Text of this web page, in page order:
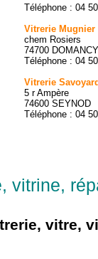
Téléphone : 04
Vitrerie Mugnier
chem Rosiers
74700 DOMANCY
Téléphone : 04
Vitrerie
5 r Ampère
74600 SEYNOD
Téléphone : 04
vitrine,
vitre,